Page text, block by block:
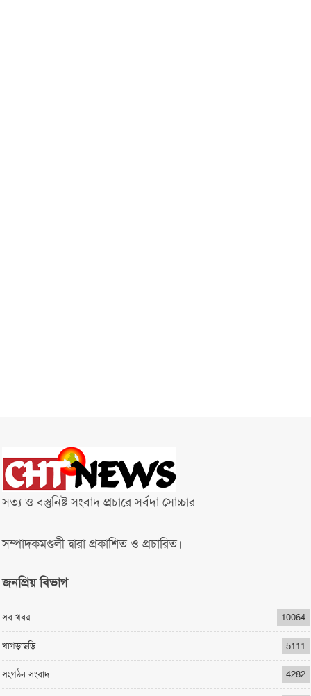
সত্য ও বস্তুনিষ্ট সংবাদ প্রচারে সর্বদা সোচ্চার
সম্পাদকমণ্ডলী দ্বারা প্রকাশিত ও প্রচারিত।
জনপ্রিয় বিভাগ
সব খবর 10064
খাগড়াছড়ি 5111
সংগঠন সংবাদ 4282